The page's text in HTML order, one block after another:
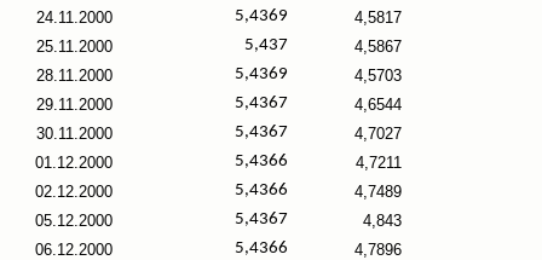
24.11.2000 5,4369
4,5817
25.11.2000
5,437
4,5867
28.11.2000
5,4369
4,5703
29.11.2000
5,4367
4,6544
30.11.2000
5,4367
4,7027
01.12.2000
5,4366
4,7211
02.12.2000
5,4366
4,7489
05.12.2000
5,4367
4,843
06.12.2000
5,4366
4,7896